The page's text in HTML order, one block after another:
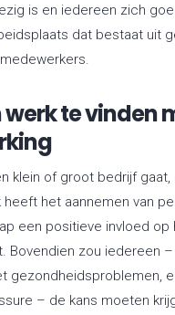
is en iedereen zich
dat bestaat uit
werk te vinden
klein of groot bedrijf gaat,
het aannemen van
een positieve invloed op
Bovendien zou iedereen
gezondheidsproblemen,
– de kans moeten